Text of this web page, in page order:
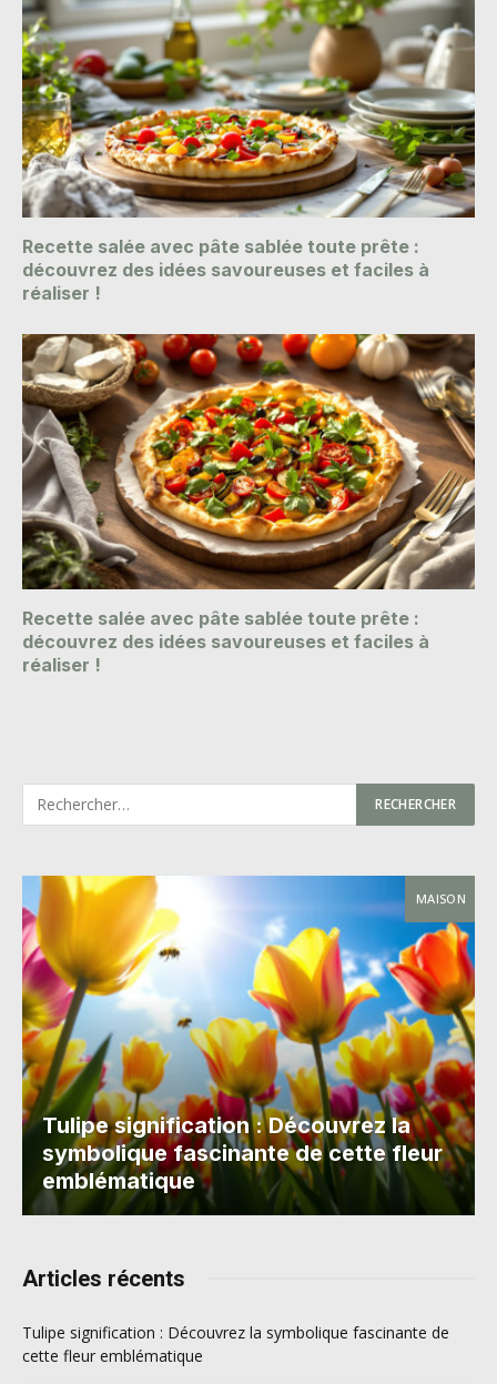
Recette salée avec pâte sablée toute prête :
découvrez des idées savoureuses et faciles à
réaliser !
Recette salée avec pâte sablée toute prête :
découvrez des idées savoureuses et faciles à
réaliser !
MAISON
Tulipe signification : Découvrez la
symbolique fascinante de cette fleur
emblématique
Articles récents
Tulipe signification : Découvrez la symbolique fascinante de
cette fleur emblématique